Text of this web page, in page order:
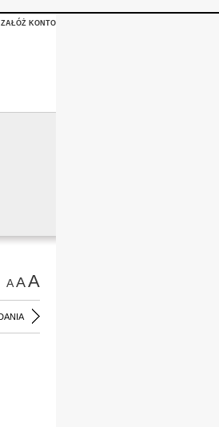
ZAŁÓŻ KONTO
AAA